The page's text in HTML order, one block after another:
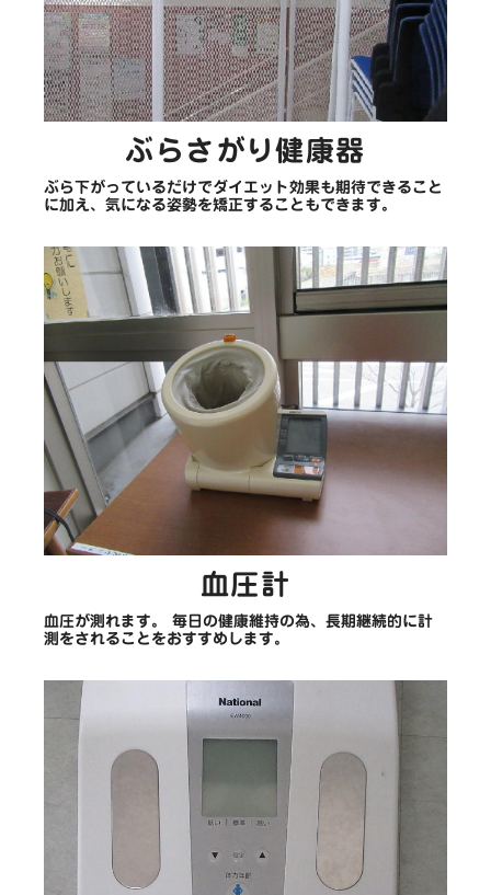
ぶらさがり健康器
ぶら下がっているだけでダイエット効果も期待できること
に加え、気になる姿勢を矯正することもできます。
血圧計
血圧が測れます。 毎日の健康維持の為、長期継続的に計
測をされることをおすすめします。